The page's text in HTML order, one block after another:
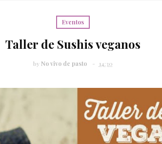
Eventos
Taller de Sushis veganos
by No vivo de pasto 14:30